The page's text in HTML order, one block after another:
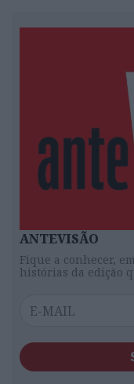
ANTEVISÃO
Fique a conhecer,
histórias da edição